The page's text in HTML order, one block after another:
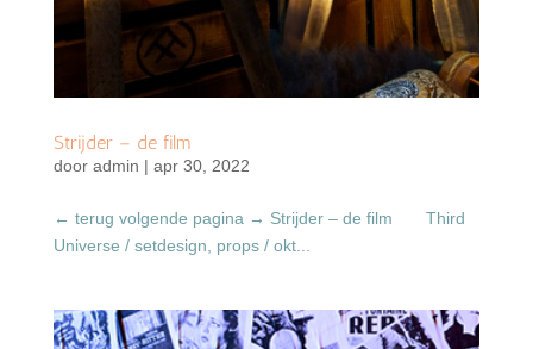
Strijder – de film
door admin | apr 30, 2022
← terug volgende pagina → Strijder – de film Third
Universe / setdesign, props / okt...